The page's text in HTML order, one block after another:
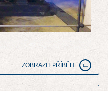
ZOBRAZIT PŘÍBĚH